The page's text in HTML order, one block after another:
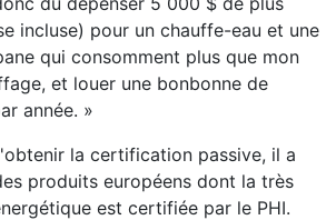
incluse) pour un chauffe-eau et une
qui consomment plus que mon
et louer une bonbonne de
année. »
la certification passive, il a
produits européens dont la très
est certifiée par le PHI.